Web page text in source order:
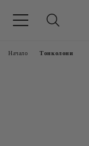
Начало Тонколони